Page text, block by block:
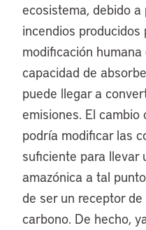
ecosistema, debido
incendios producidos
modificación
capacidad de
puede llegar a
emisiones. El
podría modificar las
suficiente para llevar
amazónica a tal
de ser un receptor
carbono. De hecho,